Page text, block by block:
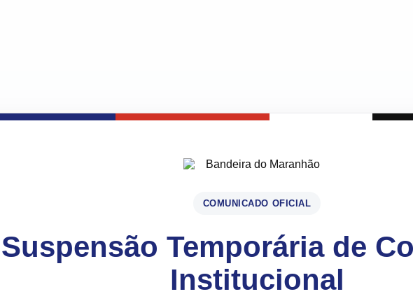
COMUNICADO OFICIAL
Suspensão Temporária de
Institucional